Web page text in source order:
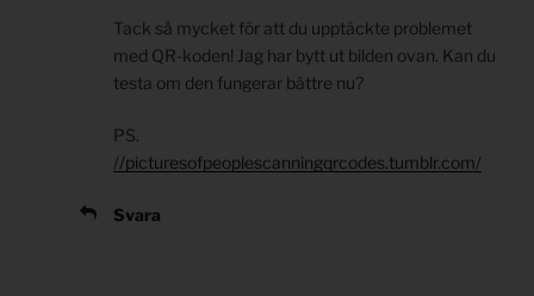
Tack så mycket för att du upptäckte problemet
med QR-koden! Jag har bytt ut bilden ovan. Kan du
testa om den fungerar bättre nu?
PS.
//picturesofpeoplescanningqrcodes.tumblr.com/
Svara